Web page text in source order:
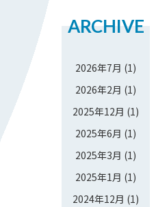
ARCHIVE
2026年7月 (1)
2026年2月 (1)
2025年12月 (1)
2025年6月 (1)
2025年3月 (1)
2025年1月 (1)
2024年12月 (1)